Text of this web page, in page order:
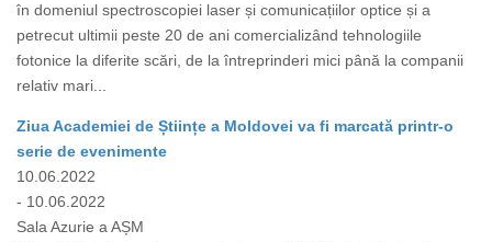
în domeniul spectroscopiei laser și comunicațiilor optice și a
petrecut ultimii peste 20 de ani comercializând tehnologiile
fotonice la diferite scări, de la întreprinderi mici până la companii
relativ mari...
Ziua Academiei de Științe a Moldovei va fi marcată printr-o
serie de evenimente
10.06.2022
- 10.06.2022
Sala Azurie a AȘM